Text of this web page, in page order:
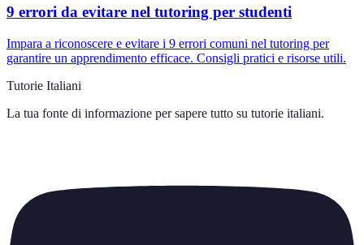
9 errori da evitare nel tutoring per studenti
Impara a riconoscere e evitare i 9 errori comuni nel tutoring per
garantire un apprendimento efficace. Consigli pratici e risorse utili.
Tutorie Italiani
La tua fonte di informazione per sapere tutto su tutorie italiani.